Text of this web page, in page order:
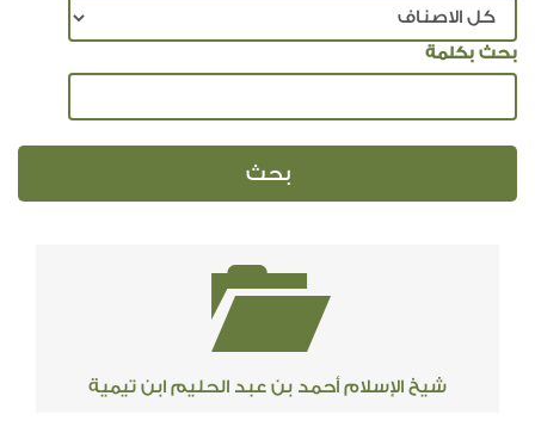
بحث بكلمة
شيخ الإسلام أحمد بن عبد الحليم ابن تيمية